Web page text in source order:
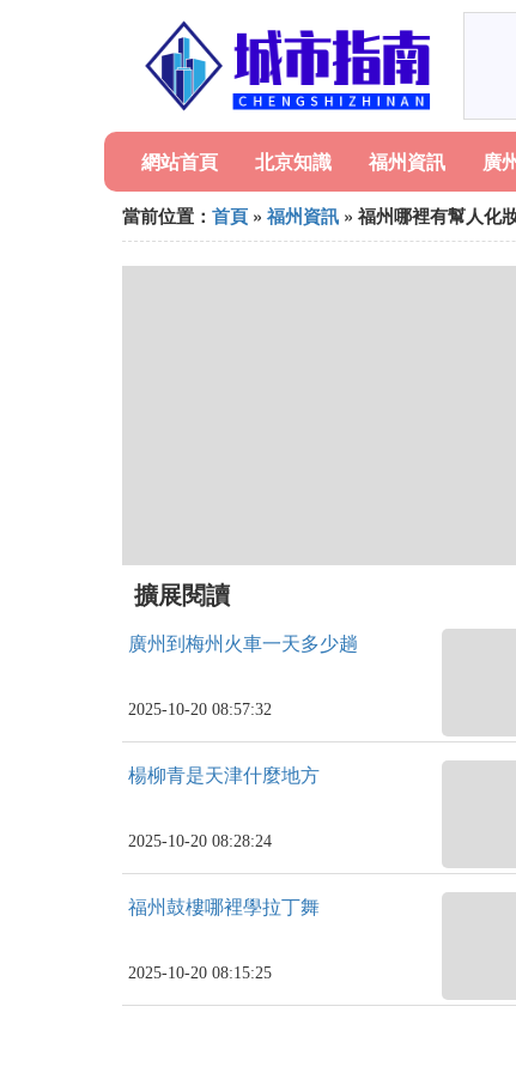
網站首頁 北京知識 福州資訊 廣
當前位置： 首頁 » 福州資訊 » 福州哪裡有幫人化
擴展閱讀
廣州到梅州火車一天多少趟
2025-10-20 08:57:32
楊柳青是天津什麼地方
2025-10-20 08:28:24
福州鼓樓哪裡學拉丁舞
2025-10-20 08:15:25